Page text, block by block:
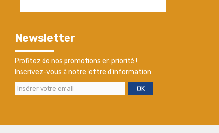
Newsletter
Profitez de nos promotions en priorité !
Inscrivez-vous à notre lettre d'information :
OK